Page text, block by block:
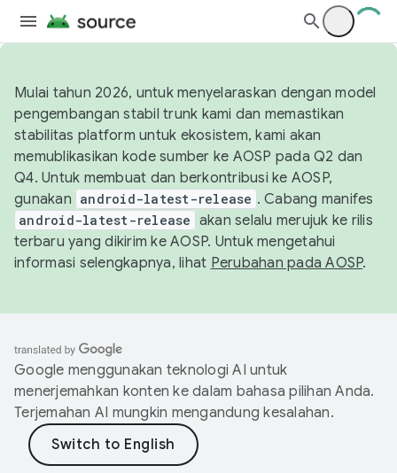
Mulai tahun 2026, untuk menyelaraskan dengan model
pengembangan stabil trunk kami dan memastikan
stabilitas platform untuk ekosistem, kami akan
memublikasikan kode sumber ke AOSP pada Q2 dan
Q4. Untuk membuat dan berkontribusi ke AOSP,
gunakan android-latest-release . Cabang manifes
android-latest-release akan selalu merujuk ke rilis
terbaru yang dikirim ke AOSP. Untuk mengetahui
informasi selengkapnya, lihat Perubahan pada AOSP.
Google menggunakan teknologi AI untuk
menerjemahkan konten ke dalam bahasa pilihan Anda.
Terjemahan AI mungkin mengandung kesalahan.